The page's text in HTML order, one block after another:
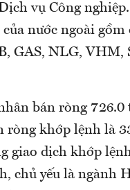
vụ Công
nước ngoài gồm
GAS, NLG, VHM,
bán ròng 726.0
ròng khớp lệnh là
giao dịch khớp
chủ yếu là ngành